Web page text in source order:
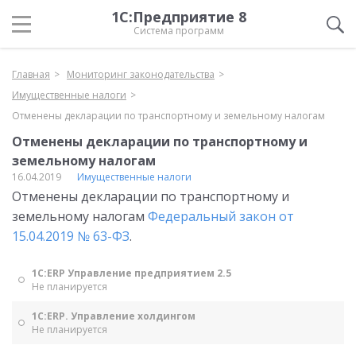
1С:Предприятие 8
Система программ
Главная
Мониторинг законодательства
Имущественные налоги
Отменены декларации по транспортному и земельному налогам
Отменены декларации по транспортному и
земельному налогам
16.04.2019 Имущественные налоги
Отменены декларации по транспортному и
земельному налогам Федеральный закон от
15.04.2019 № 63-ФЗ.
1С:ERP Управление предприятием 2.5
Не планируется
1С:ERP. Управление холдингом
Не планируется